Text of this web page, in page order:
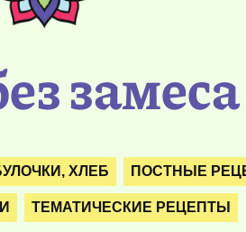
замеса
ХЛЕБ ПОСТНЫЕ
ТЕМАТИЧЕСКИЕ РЕЦЕПТЫ